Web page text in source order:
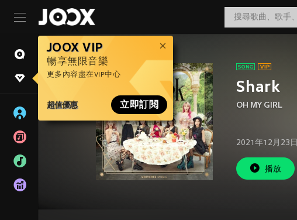
JOOX VIP
暢享無限音樂
更多內容盡在VIP中心
超值優惠 立即訂閱
Shark
OH MY GIRL
2021年12月23日
播放